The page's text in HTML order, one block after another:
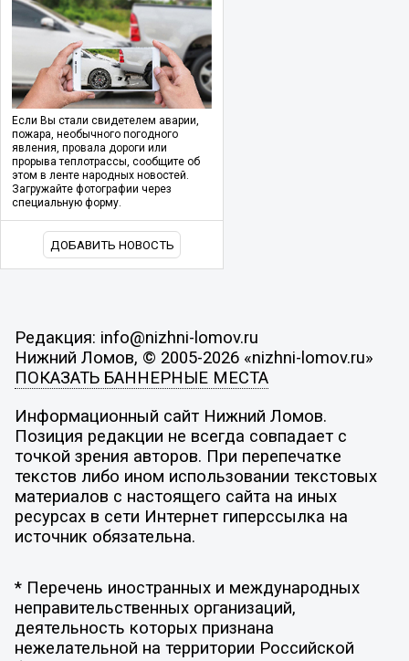
Если Вы стали свидетелем аварии,
пожара, необычного погодного
явления, провала дороги или
прорыва теплотрассы, сообщите об
этом в ленте народных новостей.
Загружайте фотографии через
специальную форму.
ДОБАВИТЬ НОВОСТЬ
Редакция: info@nizhni-lomov.ru
Нижний Ломов, © 2005-2026 «nizhni-lomov.ru»
ПОКАЗАТЬ БАННЕРНЫЕ МЕСТА
Информационный сайт Нижний Ломов.
Позиция редакции не всегда совпадает с
точкой зрения авторов. При перепечатке
текстов либо ином использовании текстовых
материалов с настоящего сайта на иных
ресурсах в сети Интернет гиперссылка на
источник обязательна.
* Перечень иностранных и международных
неправительственных организаций,
деятельность которых признана
нежелательной на территории Российской